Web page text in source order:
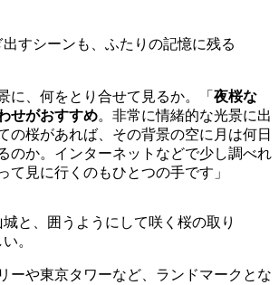
出すシーンも、ふたりの記憶に残る
に、何をとり合せて見るか。「 夜桜な
せがおすすめ。非常に情緒的な光景に出
の桜があれば、その背景の空に月は何日
のか。インターネットなどで少し調べれ
て見に行くのもひとつの手です」
と、囲うようにして咲く桜の取り
。
ーや東京タワーなど、ランドマークとな